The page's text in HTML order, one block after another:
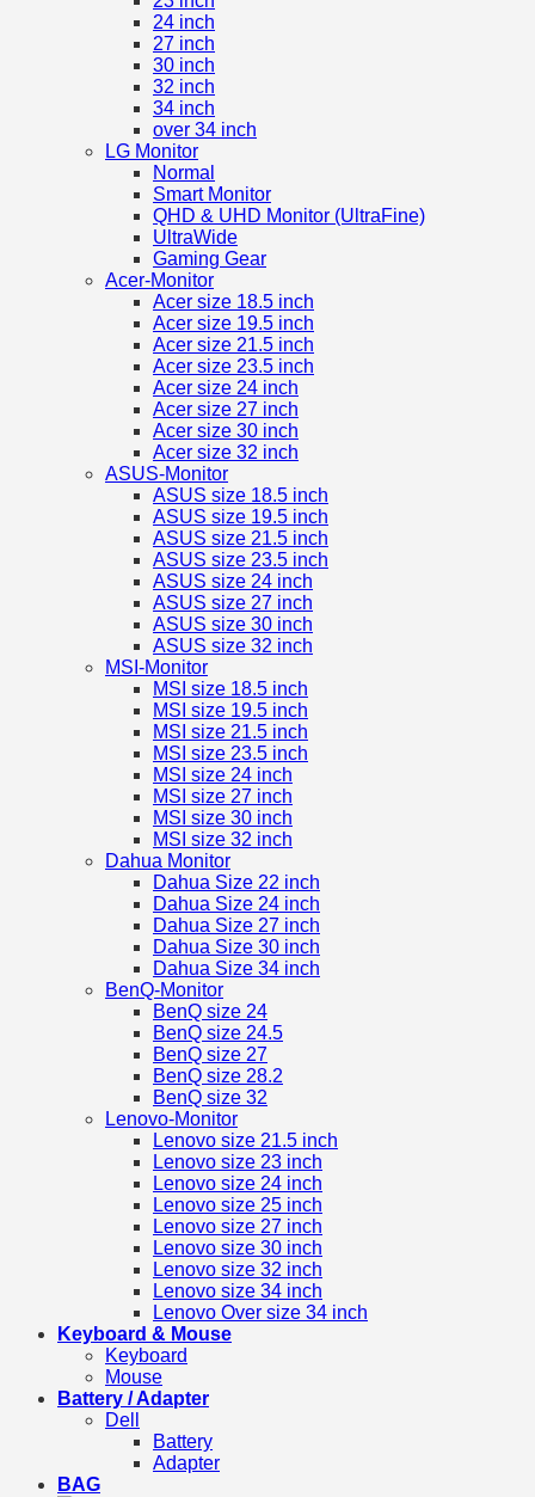
24 inch
27 inch
30 inch
32 inch
34 inch
over 34 inch
LG Monitor
Normal
Smart Monitor
QHD & UHD Monitor (UltraFine)
UltraWide
Gaming Gear
Acer-Monitor
Acer size 18.5 inch
Acer size 19.5 inch
Acer size 21.5 inch
Acer size 23.5 inch
Acer size 24 inch
Acer size 27 inch
Acer size 30 inch
Acer size 32 inch
ASUS-Monitor
ASUS size 18.5 inch
ASUS size 19.5 inch
ASUS size 21.5 inch
ASUS size 23.5 inch
ASUS size 24 inch
ASUS size 27 inch
ASUS size 30 inch
ASUS size 32 inch
MSI-Monitor
MSI size 18.5 inch
MSI size 19.5 inch
MSI size 21.5 inch
MSI size 23.5 inch
MSI size 24 inch
MSI size 27 inch
MSI size 30 inch
MSI size 32 inch
Dahua Monitor
Dahua Size 22 inch
Dahua Size 24 inch
Dahua Size 27 inch
Dahua Size 30 inch
Dahua Size 34 inch
BenQ-Monitor
BenQ size 24
BenQ size 24.5
BenQ size 27
BenQ size 28.2
BenQ size 32
Lenovo-Monitor
Lenovo size 21.5 inch
Lenovo size 23 inch
Lenovo size 24 inch
Lenovo size 25 inch
Lenovo size 27 inch
Lenovo size 30 inch
Lenovo size 32 inch
Lenovo size 34 inch
Lenovo Over size 34 inch
Keyboard & Mouse
Keyboard
Mouse
Battery / Adapter
Dell
Battery
Adapter
BAG